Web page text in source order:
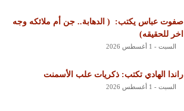
‏صفوت عباس يكتب: ‏ ‏( الدهابة.. جن أم ملائكه وجه
اخر للحقيقه)
السبت - 1 أغسطس 2026
راندا الهادي تكتب: ذكريات علب الأسمنت
السبت - 1 أغسطس 2026